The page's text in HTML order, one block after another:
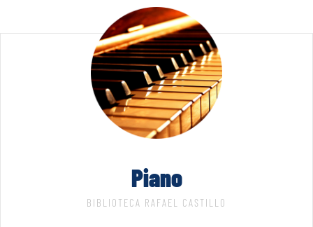
Piano
BIBLIOTECA RAFAEL CASTILLO